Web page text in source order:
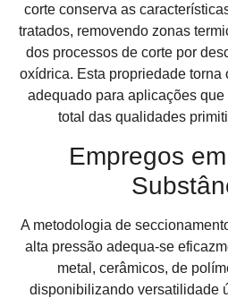
corte conserva as
tratados, removendo zonas
dos processos de corte por
oxídrica. Esta propriedade torna
adequado para aplicações
total das qualidades
Empregos
A metodologia de
alta pressão adequa-se
metal, cerâmicos, de
disponibilizando versatilidade